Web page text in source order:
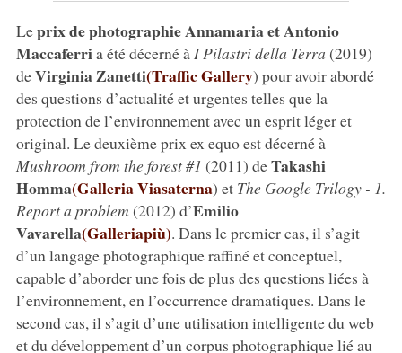
Leprix de photographie Annamaria et Antonio
Maccaferria été décerné à I Pilastri della Terra (2019)
deVirginia Zanetti(Traffic Gallery) pour avoir abordé
des questions d’actualité et urgentes telles que la
protection de l’environnement avec un esprit léger et
original. Le deuxième prix ex equo est décerné à
Mushroom from the forest #1 (2011) deTakashi
Homma(Galleria Viasaterna) et The Google Trilogy - 1.
Report a problem (2012) d’Emilio
Vavarella(Galleriapiù). Dans le premier cas, il s’agit
d’un langage photographique raffiné et conceptuel,
capable d’aborder une fois de plus des questions liées à
l’environnement, en l’occurrence dramatiques. Dans le
second cas, il s’agit d’une utilisation intelligente du web
et du développement d’un corpus photographique lié au